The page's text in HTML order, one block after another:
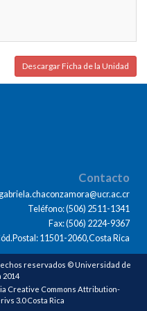
Descargar Ficha de la Unidad
Contacto
Teléfono: (506) 2511-1341
Fax: (506) 2224-9367
11501-2060,Costa Rica
reservados © Universidad de
2014
Creative Commons Attribution-
3.0 Costa Rica